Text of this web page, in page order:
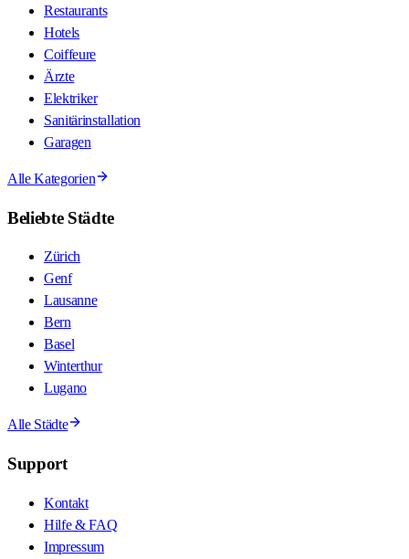
Restaurants
Hotels
Coiffeure
Ärzte
Elektriker
Sanitärinstallation
Garagen
Alle Kategorien
Beliebte Städte
Zürich
Genf
Lausanne
Bern
Basel
Winterthur
Lugano
Alle Städte
Support
Kontakt
Hilfe & FAQ
Impressum